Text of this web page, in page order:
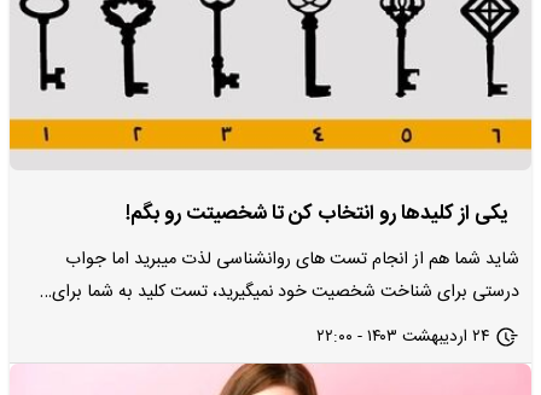
یکی از کلیدها رو انتخاب کن تا شخصیتت رو بگم!
شاید شما هم از انجام تست های روانشناسی لذت میبرید اما جواب
درستی برای شناخت شخصیت خود نمیگیرید، تست کلید به شما برای…
۲۴ اردیبهشت ۱۴۰۳ - ۲۲:۰۰